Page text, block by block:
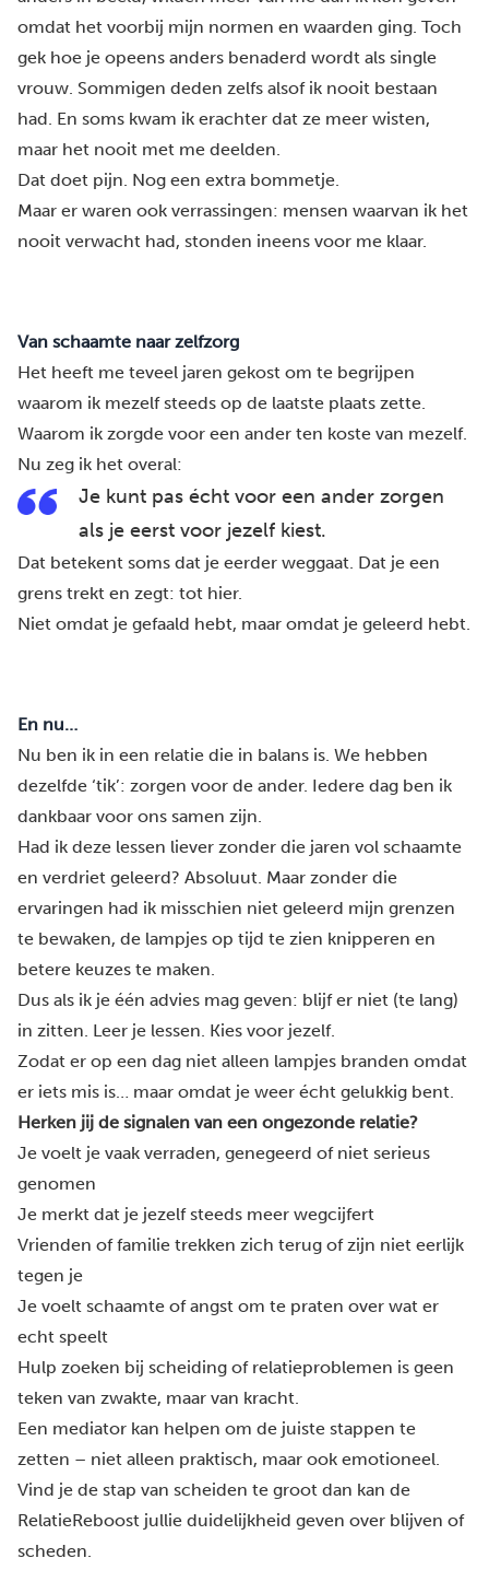
omdat het voorbij mijn normen en waarden ging. Toch
gek hoe je opeens anders benaderd wordt als single
vrouw. Sommigen deden zelfs alsof ik nooit bestaan
had. En soms kwam ik erachter dat ze meer wisten,
maar het nooit met me deelden.
Dat doet pijn. Nog een extra bommetje.
Maar er waren ook verrassingen: mensen waarvan ik het
nooit verwacht had, stonden ineens voor me klaar.
Van schaamte naar zelfzorg
Het heeft me teveel jaren gekost om te begrijpen
waarom ik mezelf steeds op de laatste plaats zette.
Waarom ik zorgde voor een ander ten koste van mezelf.
Nu zeg ik het overal:
Je kunt pas écht voor een ander zorgen
als je eerst voor jezelf kiest.
Dat betekent soms dat je eerder weggaat. Dat je een
grens trekt en zegt: tot hier.
Niet omdat je gefaald hebt, maar omdat je geleerd hebt.
En nu…
Nu ben ik in een relatie die in balans is. We hebben
dezelfde ‘tik’: zorgen voor de ander. Iedere dag ben ik
dankbaar voor ons samen zijn.
Had ik deze lessen liever zonder die jaren vol schaamte
en verdriet geleerd? Absoluut. Maar zonder die
ervaringen had ik misschien niet geleerd mijn grenzen
te bewaken, de lampjes op tijd te zien knipperen en
betere keuzes te maken.
Dus als ik je één advies mag geven: blijf er niet (te lang)
in zitten. Leer je lessen. Kies voor jezelf.
Zodat er op een dag niet alleen lampjes branden omdat
er iets mis is… maar omdat je weer écht gelukkig bent.
Herken jij de signalen van een ongezonde relatie?
Je voelt je vaak verraden, genegeerd of niet serieus
genomen
Je merkt dat je jezelf steeds meer wegcijfert
Vrienden of familie trekken zich terug of zijn niet eerlijk
tegen je
Je voelt schaamte of angst om te praten over wat er
echt speelt
Hulp zoeken bij scheiding of relatieproblemen is geen
teken van zwakte, maar van kracht.
Een mediator kan helpen om de juiste stappen te
zetten – niet alleen praktisch, maar ook emotioneel.
Vind je de stap van scheiden te groot dan kan de
RelatieReboost jullie duidelijkheid geven over blijven of
scheden.